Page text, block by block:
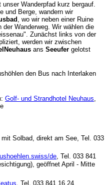
Wanderpfad kurz bergauf.
und Berge, wandern wir
, wo wir neben einer Ruine
Wanderweg. Wir wählen die
Zunächst links von der
werden wir zwischen
ans Seeufer gelotst
den Bus nach Interlaken
Golf- und Strandhotel Neuhaus,
mit Solbad, direkt am See, Tel. 033
de, Tel. 033 841
geöffnet April - Mitte
, Tel. 033 841 16 24